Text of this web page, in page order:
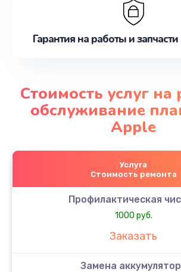
Гарантия на работы и
Стоимость услуг на
обслуживание
Apple
Услуга
Стоимость ремонта
Профилактическая
1000 руб.
Заказать
Замена